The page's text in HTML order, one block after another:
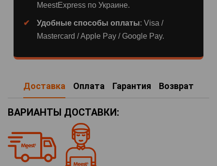
MeestExpress по Украине.
Удобные способы оплаты: Visa /
Mastercard / Apple Pay / Google Pay.
Доставка Оплата Гарантия Возврат
ВАРИАНТЫ ДОСТАВКИ: